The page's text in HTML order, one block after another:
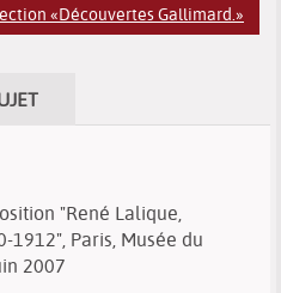
«Découvertes Gallimard.»
"René Lalique,
Paris, Musée du
2007